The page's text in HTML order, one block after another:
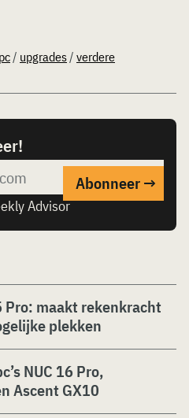
/ upgrades/ verdere
Advisor
Pro: maakt rekenkracht
plekken
NUC 16 Pro,
Ascent GX10